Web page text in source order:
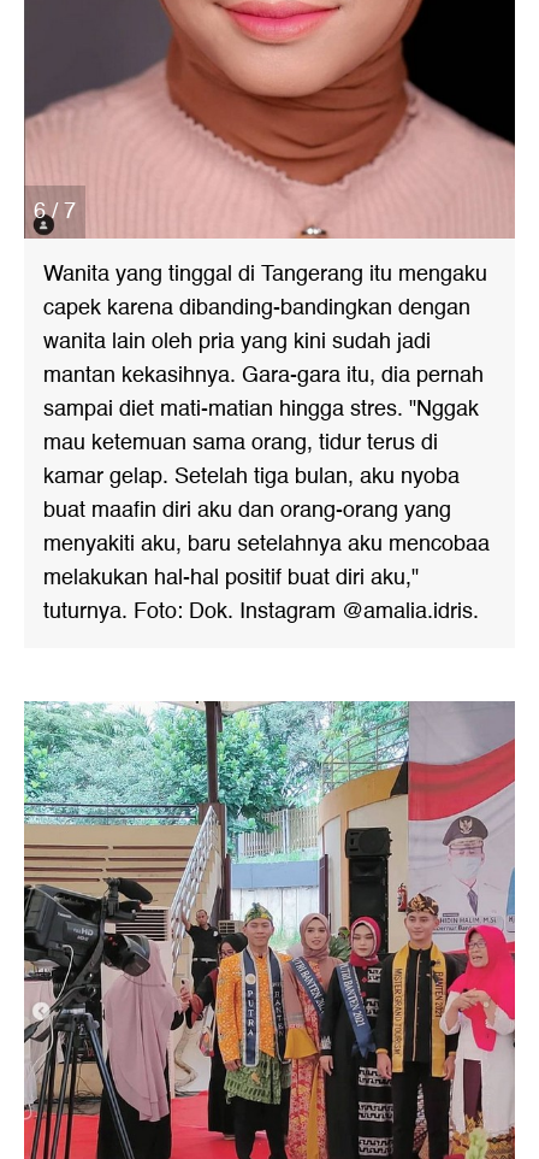
6 / 7
Wanita yang tinggal di Tangerang itu mengaku
capek karena dibanding-bandingkan dengan
wanita lain oleh pria yang kini sudah jadi
mantan kekasihnya. Gara-gara itu, dia pernah
sampai diet mati-matian hingga stres. "Nggak
mau ketemuan sama orang, tidur terus di
kamar gelap. Setelah tiga bulan, aku nyoba
buat maafin diri aku dan orang-orang yang
menyakiti aku, baru setelahnya aku mencobaa
melakukan hal-hal positif buat diri aku,"
tuturnya. Foto: Dok. Instagram @amalia.idris.